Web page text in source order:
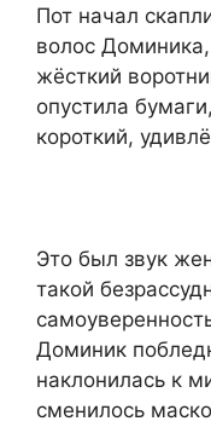
Пот начал
волос
жёсткий
опустила
короткий,
Это был звук
такой
Доминик
наклонилась к
сменилось